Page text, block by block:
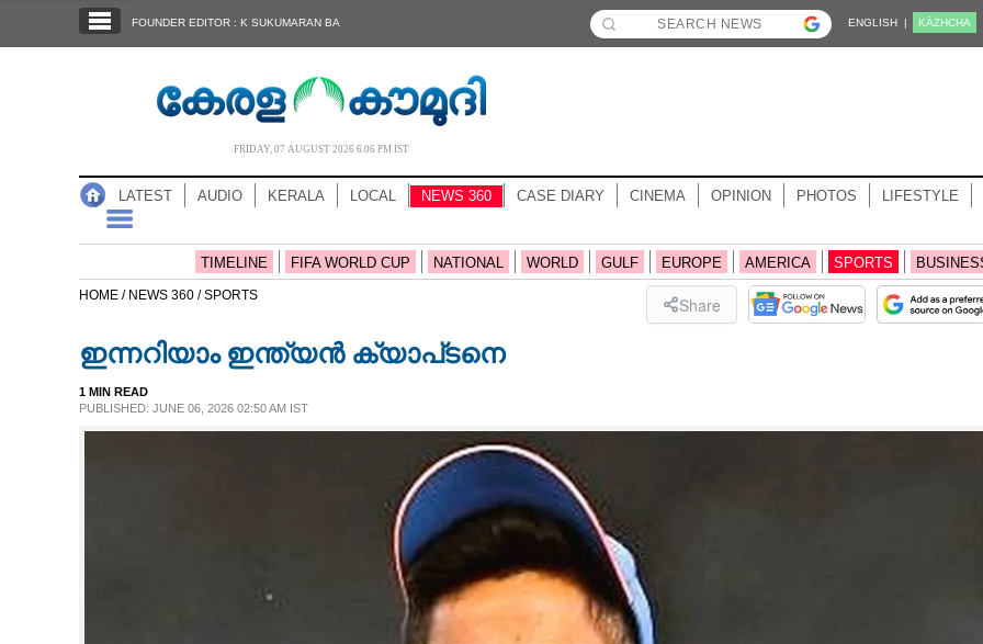
NOTIFIED NEWS
FOUNDER EDITOR : K SUKUMARAN BA ENGLISH | KĀZHCHA
FRIDAY, 07 AUGUST 2026 6.06 PM IST
LATEST AUDIO KERALA LOCAL NEWS 360 CASE DIARY CINEMA OPINION PHOTOS LIFESTYLE
TIMELINE FIFA WORLD CUP NATIONAL WORLD GULF EUROPE AMERICA SPORTS
HOME / NEWS 360 /SPORTS Share
ഇന്നറിയാം ഇന്ത്യൻ ക്യാപ്‌ടനെ
1 MIN READ
PUBLISHED: JUNE 06, 2026 02:50 AM IST